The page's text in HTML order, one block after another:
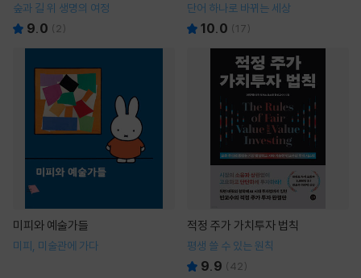
숲과 길 위 생명의 여정
9.0 ( 2)
단어 하나로 바뀌는 세상
10.0 (17)
미피와 예술가들
미피, 미술관에 가다
적정 주가 가치투자 법칙
평생 쓸 수 있는 원칙
9.9 (42)